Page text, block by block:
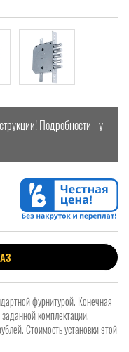
Подробности - у
фурнитурой. Конечная
комплектации.
Стоимость установки этой